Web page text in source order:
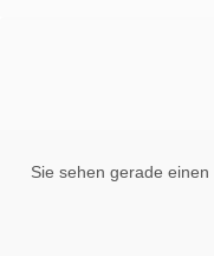
Sie sehen gerade